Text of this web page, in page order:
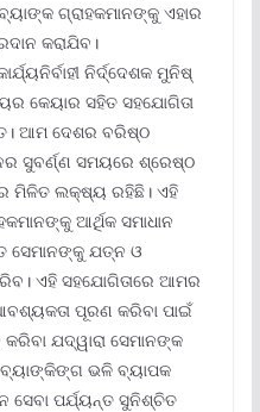
ଗ୍ରାହକମାନଙ୍କୁ ଏହାର
କରାଯିବ।
ନିର୍ଦ୍ଦେଶକ ମୁନିଷ୍
କେୟାର ସହିତ ସହଯୋଗିତା
ଆମ ଦେଶର ବରିଷ୍ଠ
ସୁବର୍ଣ୍ଣ ସମୟରେ ଶ୍ରେଷ୍ଠ
ମିଳିତ ଲକ୍ଷ୍ୟ ରହିଛି। ଏହି
ଆର୍ଥିକ ସମାଧାନ
ସେମାନଙ୍କୁ ଯତ୍ନ ଓ
ଏହି ସହଯୋଗିତାରେ ଆମର
ପୂରଣ କରିବା ପାଇଁ
ଯଦ୍ୱାରା ସେମାନଙ୍କ
ବ୍ୟାଙ୍କିଙ୍ଗ ଭଳି ବ୍ୟାପକ
ସେବା ପର୍ଯ୍ୟନ୍ତ ସୁନିଶ୍ଚିତ